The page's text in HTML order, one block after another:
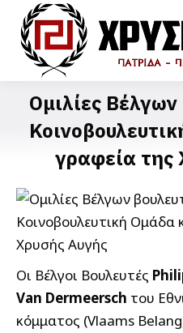
Ομιλίες
γραφεία της
Οι Βέλγοι Bουλευτές
Van Dermeersch του
κόμματος (Vlaams